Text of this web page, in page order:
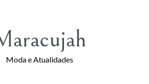
Moda e Atualidades